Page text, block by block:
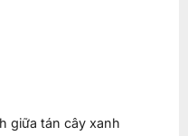
giữa tán cây xanh